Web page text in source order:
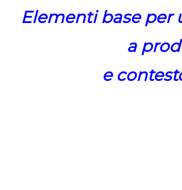
Elementi base per
a
e